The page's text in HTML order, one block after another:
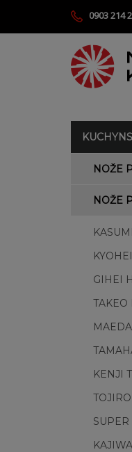
0903 214
NOŽE
NOŽE
KASUMI
GIHEI
TAKEO
MAEDA
KENJI
TOJIRO